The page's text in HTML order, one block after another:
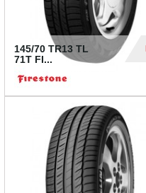
145/70 TR13 TL
71T FI...